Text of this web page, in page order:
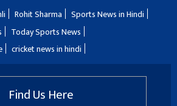
Rohit Sharma
Sports News in Hindi
Today Sports News
cricket news in hindi
Find Us Here